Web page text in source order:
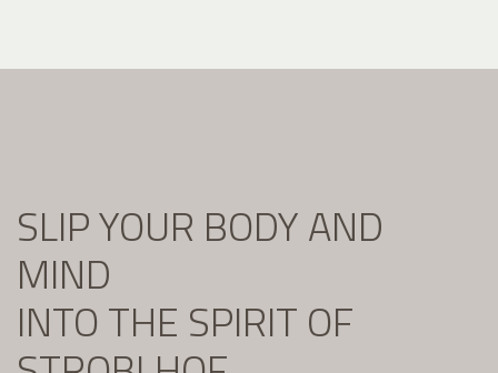
SLIP YOUR BODY AND
MIND
INTO THE SPIRIT OF